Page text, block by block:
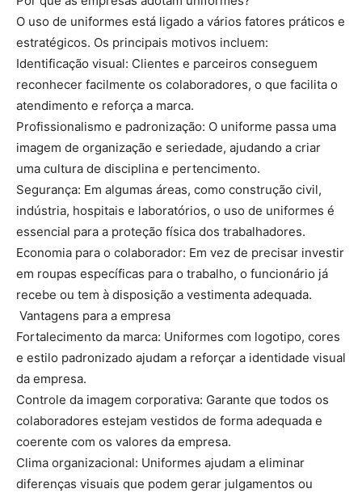
O uso de uniformes está ligado a vários fatores práticos e
estratégicos. Os principais motivos incluem:
Identificação visual: Clientes e parceiros conseguem
reconhecer facilmente os colaboradores, o que facilita o
atendimento e reforça a marca.
Profissionalismo e padronização: O uniforme passa uma
imagem de organização e seriedade, ajudando a criar
uma cultura de disciplina e pertencimento.
Segurança: Em algumas áreas, como construção civil,
indústria, hospitais e laboratórios, o uso de uniformes é
essencial para a proteção física dos trabalhadores.
Economia para o colaborador: Em vez de precisar investir
em roupas específicas para o trabalho, o funcionário já
recebe ou tem à disposição a vestimenta adequada.
Vantagens para a empresa
Fortalecimento da marca: Uniformes com logotipo, cores
e estilo padronizado ajudam a reforçar a identidade visual
da empresa.
Controle da imagem corporativa: Garante que todos os
colaboradores estejam vestidos de forma adequada e
coerente com os valores da empresa.
Clima organizacional: Uniformes ajudam a eliminar
diferenças visuais que podem gerar julgamentos ou